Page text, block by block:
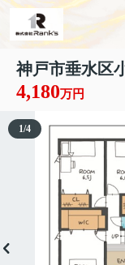
神戸市垂水区
4,180万円
1/4